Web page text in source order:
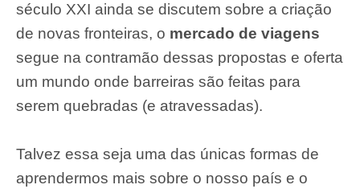
século XXI ainda se discutem sobre a criação
de novas fronteiras, o mercado de viagens
segue na contramão dessas propostas e oferta
um mundo onde barreiras são feitas para
serem quebradas (e atravessadas).
Talvez essa seja uma das únicas formas de
aprendermos mais sobre o nosso país e o